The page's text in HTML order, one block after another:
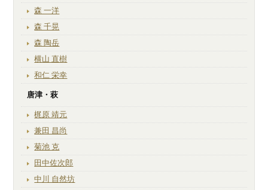
森 一洋
森 千晃
森 陶岳
横山 直樹
和仁 栄幸
唐津・萩
梶原 靖元
兼田 昌尚
菊池 克
田中佐次郎
中川 自然坊